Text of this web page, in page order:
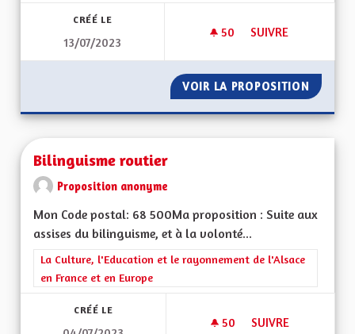
CRÉÉ LE
13/07/2023
50 50 ABONNÉS
SUIVRE
VOIR LA PROPOSITION
Bilinguisme routier
Proposition anonyme
Mon Code postal: 68 500Ma proposition : Suite aux
assises du bilinguisme, et à la volonté...
Filtrer les résultats de la catégorie : La Culture, l'Education et
La Culture, l'Education et le rayonnement de l'Alsace
en France et en Europe
CRÉÉ LE
50 50 ABONNÉS
SUIVRE